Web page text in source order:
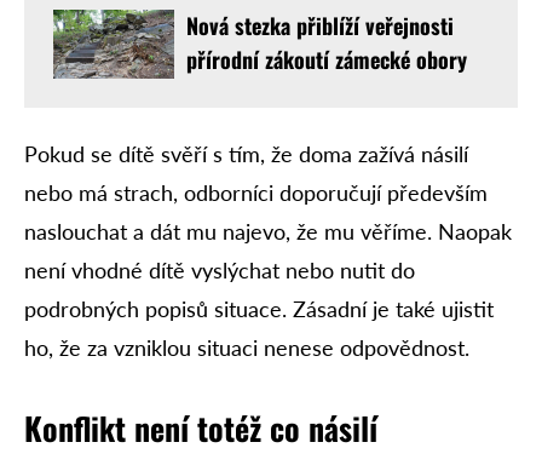
Nová stezka přiblíží veřejnosti
přírodní zákoutí zámecké obory
Pokud se dítě svěří s tím, že doma zažívá násilí
nebo má strach, odborníci doporučují především
naslouchat a dát mu najevo, že mu věříme. Naopak
není vhodné dítě vyslýchat nebo nutit do
podrobných popisů situace. Zásadní je také ujistit
ho, že za vzniklou situaci nenese odpovědnost.
Konflikt není totéž co násilí